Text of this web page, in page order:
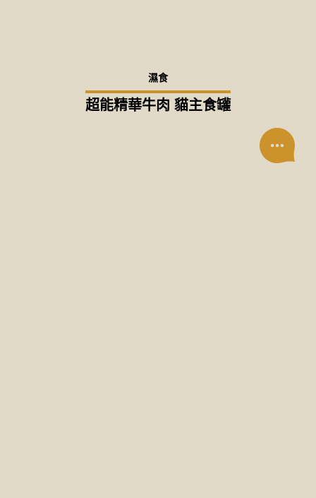
濕食
超能精華牛肉 貓主食罐